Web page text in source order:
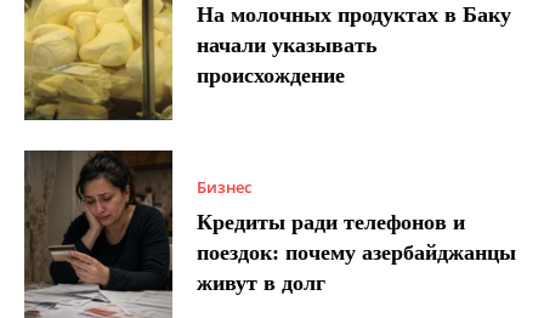
На молочных продуктах в Баку
начали указывать
происхождение
Бизнес
Кредиты ради телефонов и
поездок: почему азербайджанцы
живут в долг